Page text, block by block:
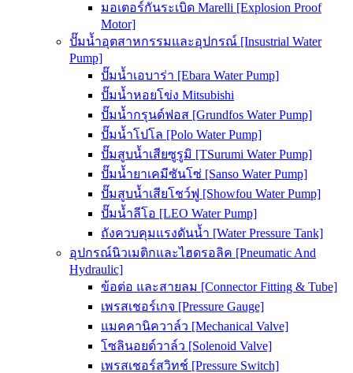
มอเตอร์กันระเบิด Marelli [Explosion Proof
Motor]
ปั๊มน้ำอุตสาหกรรมและอุปกรณ์ [Insustrial Water
Pump]
ปั๊มน้ำเอบาร่า [Ebara Water Pump]
ปั๊มน้ำหอยโข่ง Mitsubishi
ปั๊มน้ำกรุนด์ฟอส [Grundfos Water Pump]
ปั๊มน้ำโปโล [Polo Water Pump]
ปั๊มสูบน้ำเสียซูรูมิ [TSurumi Water Pump]
ปั๊มน้ำยาเคมีซันโซ่ [Sanso Water Pump]
ปั๊มสูบน้ำเสียโชว์ฟู [Showfou Water Pump]
ปั๊มน้ำลีโอ [LEO Water Pump]
ถังควบคุมแรงดันน้ำ [Water Pressure Tank]
อุปกรณ์นิวเมติกและไฮดรอลิค [Pneumatic And
Hydraulic]
ข้อต่อ และสายลม [Connector Fitting & Tube]
เพรสเชอร์เกจ [Pressure Gauge]
แมคคานิควาล์ว [Mechanical Valve]
โซลินอยด์วาล์ว [Solenoid Valve]
เพรสเชอร์สวิทช์ [Pressure Switch]